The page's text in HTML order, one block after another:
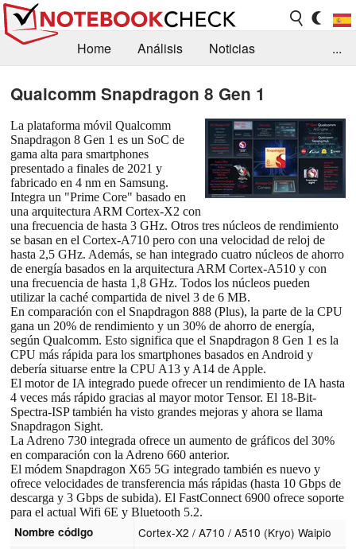
Home Análisis
Noticias
Orientación para la Compra
Busca
Contacto
...
Qualcomm Snapdragon 8 Gen 1
La plataforma móvil Qualcomm
Snapdragon 8 Gen 1 es un SoC de
gama alta para smartphones
presentado a finales de 2021 y
fabricado en 4 nm en Samsung.
Integra un "Prime Core" basado en
una arquitectura ARM Cortex-X2 con
una frecuencia de hasta 3 GHz. Otros tres núcleos de rendimiento
se basan en el Cortex-A710 pero con una velocidad de reloj de
hasta 2,5 GHz. Además, se han integrado cuatro núcleos de ahorro
de energía basados en la arquitectura ARM Cortex-A510 y con
una frecuencia de hasta 1,8 GHz. Todos los núcleos pueden
utilizar la caché compartida de nivel 3 de 6 MB.
En comparación con el Snapdragon 888 (Plus), la parte de la CPU
gana un 20% de rendimiento y un 30% de ahorro de energía,
según Qualcomm. Esto significa que el Snapdragon 8 Gen 1 es la
CPU más rápida para los smartphones basados en Android y
debería situarse entre la CPU A13 y A14 de Apple.
El motor de IA integrado puede ofrecer un rendimiento de IA hasta
4 veces más rápido gracias al mayor motor Tensor. El 18-Bit-
Spectra-ISP también ha visto grandes mejoras y ahora se llama
Snapdragon Sight.
La Adreno 730 integrada ofrece un aumento de gráficos del 30%
en comparación con la Adreno 660 anterior.
El módem Snapdragon X65 5G integrado también es nuevo y
ofrece velocidades de transferencia más rápidas (hasta 10 Gbps de
descarga y 3 Gbps de subida). El FastConnect 6900 ofrece soporte
para el actual Wifi 6E y Bluetooth 5.2.
Nombre código Cortex-X2 / A710 / A510 (Kryo) Waipio